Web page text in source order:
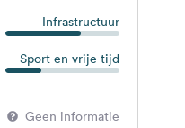
Infrastructuur
Sport en vrije tijd
Geen informatie